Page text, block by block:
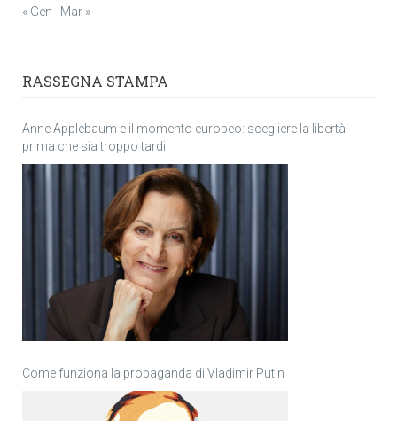
« Gen
Mar »
RASSEGNA STAMPA
Anne Applebaum e il momento europeo: scegliere la libertà
prima che sia troppo tardi
Come funziona la propaganda di Vladimir Putin